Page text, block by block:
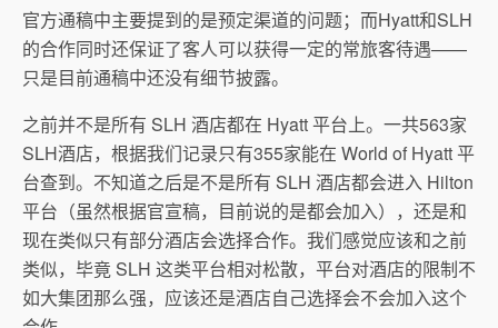
官方通稿中主要提到的是预定渠道的问题；而Hyatt和SLH
的合作同时还保证了客人可以获得一定的常旅客待遇——
只是目前通稿中还没有细节披露。
之前并不是所有 SLH 酒店都在 Hyatt 平台上。一共563家
SLH酒店，根据我们记录只有355家能在 World of Hyatt 平
台查到。不知道之后是不是所有 SLH 酒店都会进入 Hilton
平台（虽然根据官宣稿，目前说的是都会加入），还是和
现在类似只有部分酒店会选择合作。我们感觉应该和之前
类似，毕竟 SLH 这类平台相对松散，平台对酒店的限制不
如大集团那么强，应该还是酒店自己选择会不会加入这个